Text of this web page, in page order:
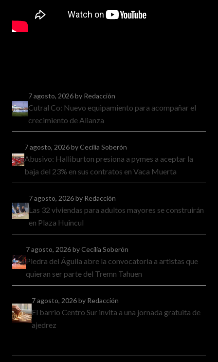
7 agosto, 2026by Redacción
Cutral Co: Nuevo equipamiento para acompañar el
crecimiento de Alianza
7 agosto, 2026by Cecilia Soberón
Abusivo: Halliburton presiona a pymes a aceptar la
baja del 23% en sus contratos en Vaca Muerta
7 agosto, 2026by Redacción
Las 32 viviendas para adultos mayores se construirán
en Plaza Huincul
7 agosto, 2026by Cecilia Soberón
Piedra del Águila abre la convocatoria a artistas que
quieran ser parte del Tremn Tahuen
7 agosto, 2026by Redacción
El barrio Centro Sur invita a una jornada gratuita de
ajedrez